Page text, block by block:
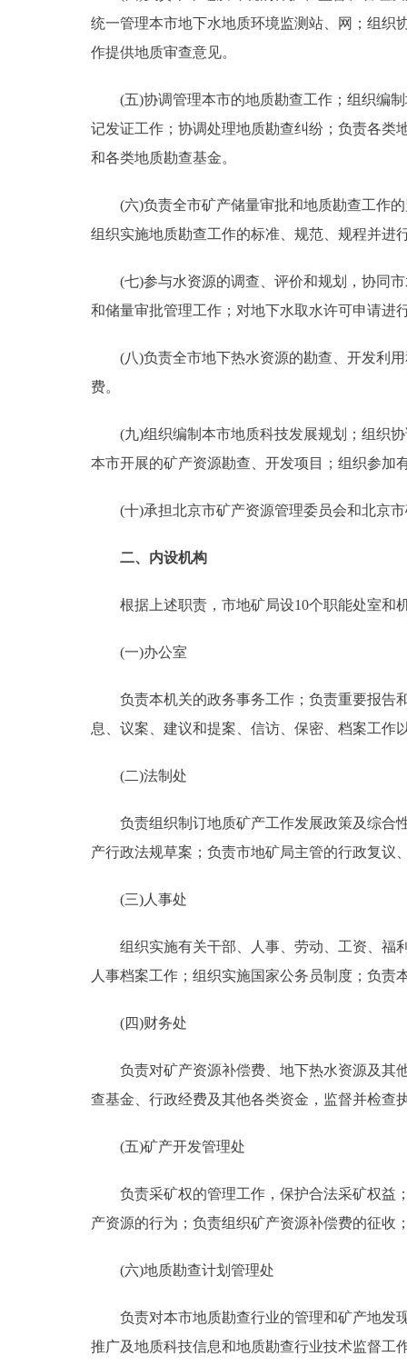
DEUTSCH
ITALIANO
统一管理本市地下水地质环境监测站、网；组织
作提供地质审查意见。
(五)协调管理本市的地质勘查工作；组织编制
记发证工作；协调处理地质勘查纠纷；负责各类
和各类地质勘查基金。
(六)负责全市矿产储量审批和地质勘查工作的
组织实施地质勘查工作的标准、规范、规程并进
(七)参与水资源的调查、评价和规划，协同市
和储量审批管理工作；对地下水取水许可申请进
(八)负责全市地下热水资源的勘查、开发利用
费。
(九)组织编制本市地质科技发展规划；组织协
本市开展的矿产资源勘查、开发项目；组织参加
(十)承担北京市矿产资源管理委员会和北京市
二、内设机构
根据上述职责，市地矿局设10个职能处室和
(一)办公室
负责本机关的政务事务工作；负责重要报告和
息、议案、建议和提案、信访、保密、档案工作
(二)法制处
负责组织制订地质矿产工作发展政策及综合性
产行政法规草案；负责市地矿局主管的行政复议
(三)人事处
组织实施有关干部、人事、劳动、工资、福利
人事档案工作；组织实施国家公务员制度；负
(四)财务处
负责对矿产资源补偿费、地下热水资源及其他
查基金、行政经费及其他各类资金，监督并检查
(五)矿产开发管理处
负责采矿权的管理工作，保护合法采矿权益；
产资源的行为；负责组织矿产资源补偿费的征收
(六)地质勘查计划管理处
负责对本市地质勘查行业的管理和矿产地发现
推广及地质科技信息和地质勘查行业技术监督工